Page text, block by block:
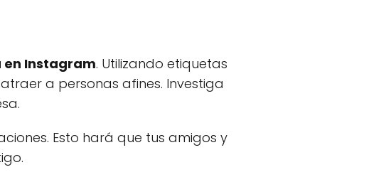
Instagram. Utilizando etiquetas
a personas afines. Investiga
Esto hará que tus amigos y